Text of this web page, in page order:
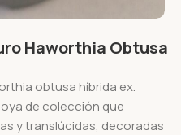
Haworthia Obtusa
obtusa híbrida ex.
de colección que
y translúcidas, decoradas